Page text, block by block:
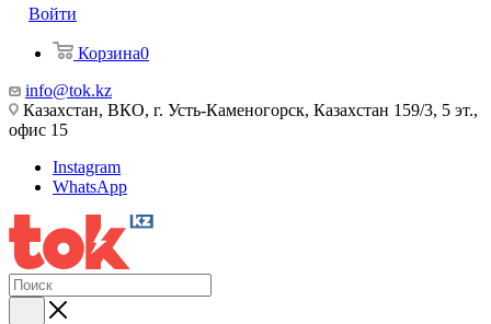
Войти
Корзина0
info@tok.kz
Казахстан, ВКО, г. Усть-Каменогорск, Казахстан 159/3, 5 эт.,
офис 15
Instagram
WhatsApp